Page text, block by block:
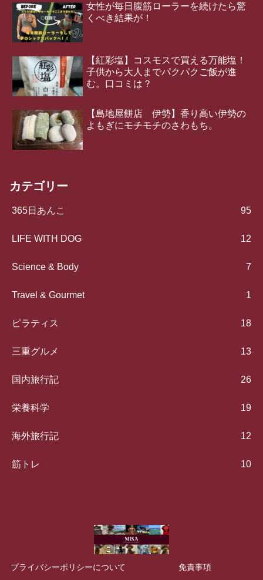
女性が毎日腹筋ローラーを続けたら驚
くべき結果が！
【紅彩塩】コスモスで買える万能塩！
子供から大人までパクパクご飯が進
む。口コミは？
【島地屋餅店 伊勢】香り高い伊勢の
よもぎにモチモチのさわもち。
カテゴリー
365日あんこ 95
LIFE WITH DOG 12
Science & Body 7
Travel & Gourmet 1
ピラティス 18
三重グルメ 13
国内旅行記 26
栄養科学 19
海外旅行記 12
筋トレ 10
プライバシーポリシーについて
免責事項